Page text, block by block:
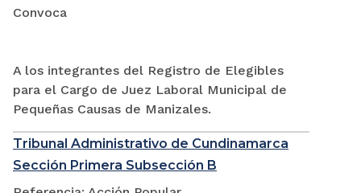
Convoca
A los integrantes del Registro de Elegibles
para el Cargo de Juez Laboral Municipal de
Pequeñas Causas de Manizales.
Tribunal Administrativo de Cundinamarca
Sección Primera Subsección B